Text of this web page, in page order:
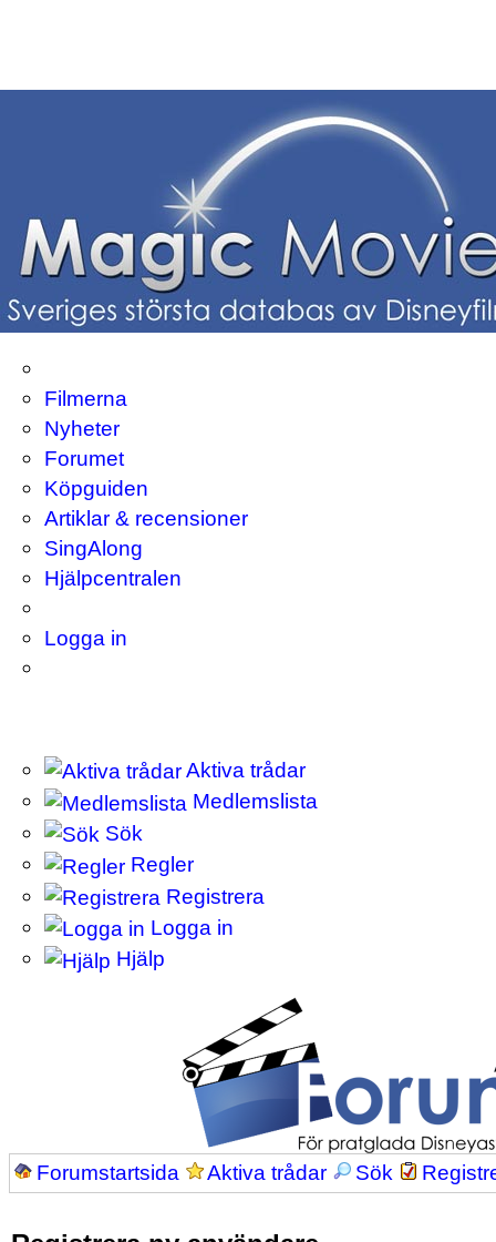
Filmerna
Nyheter
Forumet
Köpguiden
Artiklar & recensioner
SingAlong
Hjälpcentralen
Logga in
Aktiva trådar
Medlemslista
Sök
Regler
Registrera
Logga in
Hjälp
Forumstartsida Aktiva trådar Sök